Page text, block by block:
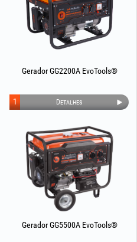
Gerador GG2200A EvoTools®
Detalhes
1
Gerador GG5500A EvoTools®